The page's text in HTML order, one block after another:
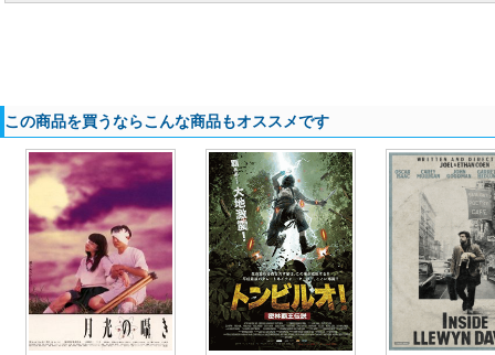
この商品を買うならこんな商品もオススメです